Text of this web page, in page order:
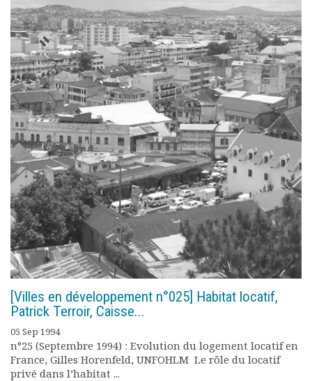
[Villes en développement n°025] Habitat locatif,
Patrick Terroir, Caisse...
05 Sep 1994
n°25 (Septembre 1994) : Evolution du logement locatif en
France, Gilles Horenfeld, UNFOHLM Le rôle du locatif
privé dans l’habitat ...